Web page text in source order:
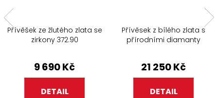
Přívěšek ze žlutého zlata se
zirkony 372.90
9 690 Kč
DETAIL
Přívěsek z bílého zlata s
přírodními diamanty
21 250 Kč
DETAIL